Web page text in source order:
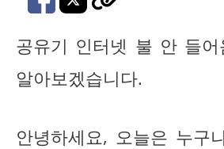
공유기 인터넷 불 안 들
알아보겠습니다.
안녕하세요, 오늘은 누구